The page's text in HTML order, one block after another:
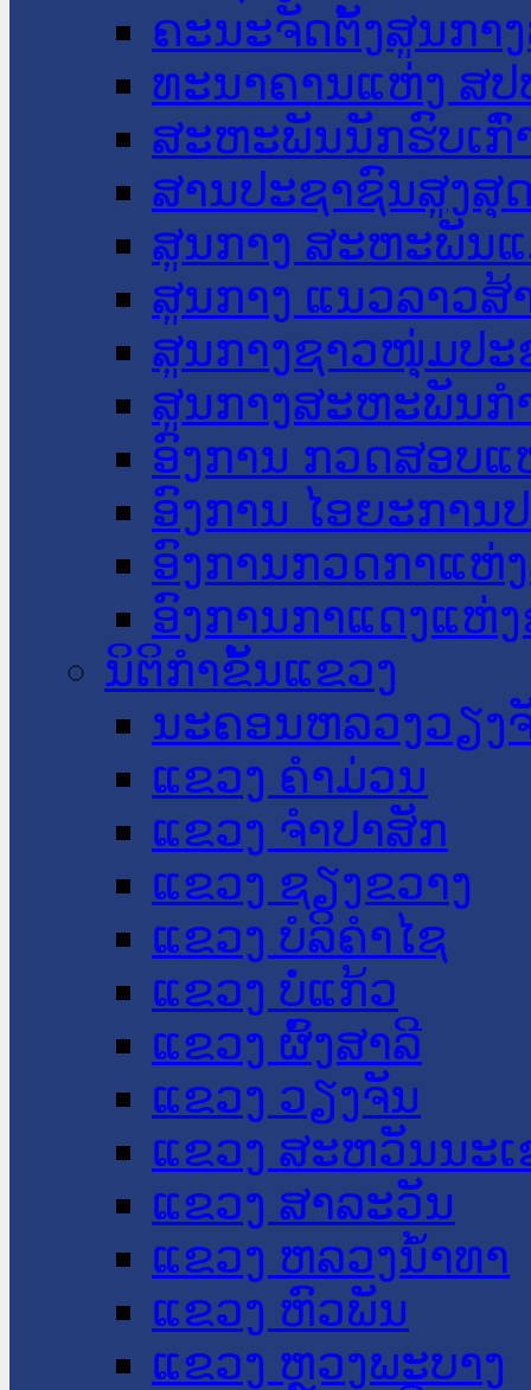
ຄະນະຈັດຕັ້ງສູນກາ
ທະນາຄານແຫ່ງ ສປ
ສະຫະພັນນັກຮົບເກົ່
ສານປະຊາຊົນສູງສຸ
ສູນກາງ ສະຫະພັນ
ສູນກາງ ແນວລາວສ້
ສູນກາງຊາວໜຸ່ມປະ
ສູນກາງສະຫະພັນກ
ອົງການ ກວດສອບແ
ອົງການ ໄອຍະການ
ອົງການກວດກາແຫ່
ອົງການກາແດງແຫ່
ນິຕິກໍາຂັ້ນແຂວງ
ນະ​ຄອນ​ຫລວງວຽງ
ແຂວງ ຄໍາມ່ວນ
ແຂວງ ຈໍາປາສັກ
ແຂວງ ຊຽງຂວາງ
ແຂວງ ບໍລິຄໍາໄຊ
ແຂວງ ບໍ່ແກ້ວ
ແຂວງ ຜົ້ງສາລີ
ແຂວງ ວຽງຈັນ
ແຂວງ ສະຫວັນນະ
ແຂວງ ສາລະວັນ
ແຂວງ ຫລວງນໍ້າທາ
ແຂວງ ຫົວພັນ
ແຂວງ ຫຼວງພະບາງ